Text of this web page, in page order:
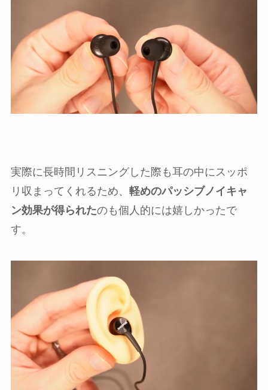
実際に長時間リスニングした際も耳の中にスッポ
リ収まってくれるため、 軽めのパッシブノイキャ
ン効果が得られたのも個人的には嬉しかったで
す。